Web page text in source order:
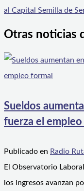
al Capital Semilla de
Otras noticias
Sueldos
fuerza el empleo
Publicado en Radio
El Observatorio
los ingresos avanzan